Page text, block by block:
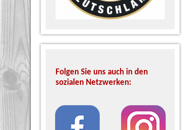
Folgen Sie uns auch in den
sozialen Netzwerken: